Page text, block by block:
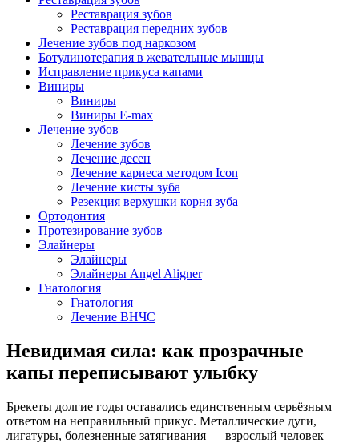
Реставрация зубов
Реставрация передних зубов
Лечение зубов под наркозом
Ботулинотерапия в жевательные мышцы
Исправление прикуса капами
Виниры
Виниры
Виниры E-max
Лечение зубов
Лечение зубов
Лечение десен
Лечение кариеса методом Icon
Лечение кисты зуба
Резекция верхушки корня зуба
Ортодонтия
Протезирование зубов
Элайнеры
Элайнеры
Элайнеры Angel Aligner
Гнатология
Гнатология
Лечение ВНЧС
Невидимая сила: как прозрачные
капы переписывают улыбку
Брекеты долгие годы оставались единственным серьёзным
ответом на неправильный прикус. Металлические дуги,
лигатуры, болезненные затягивания — взрослый человек